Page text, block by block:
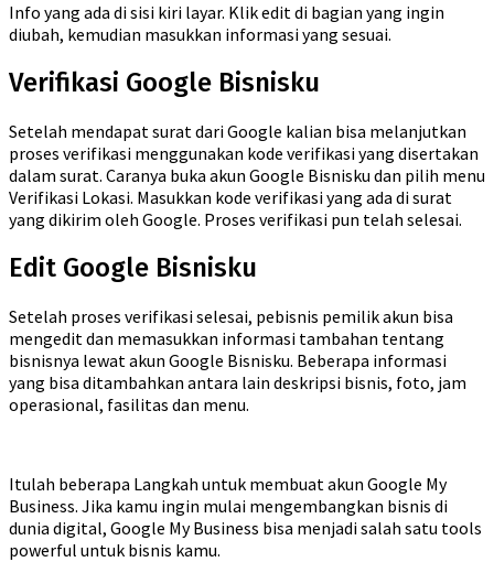
Info yang ada di sisi kiri layar. Klik edit di bagian yang ingin
diubah, kemudian masukkan informasi yang sesuai.
Verifikasi Google Bisnisku
Setelah mendapat surat dari Google kalian bisa melanjutkan
proses verifikasi menggunakan kode verifikasi yang disertakan
dalam surat. Caranya buka akun Google Bisnisku dan pilih menu
Verifikasi Lokasi. Masukkan kode verifikasi yang ada di surat
yang dikirim oleh Google. Proses verifikasi pun telah selesai.
Edit Google Bisnisku
Setelah proses verifikasi selesai, pebisnis pemilik akun bisa
mengedit dan memasukkan informasi tambahan tentang
bisnisnya lewat akun Google Bisnisku. Beberapa informasi
yang bisa ditambahkan antara lain deskripsi bisnis, foto, jam
operasional, fasilitas dan menu.
Itulah beberapa Langkah untuk membuat akun Google My
Business. Jika kamu ingin mulai mengembangkan bisnis di
dunia digital, Google My Business bisa menjadi salah satu tools
powerful untuk bisnis kamu.